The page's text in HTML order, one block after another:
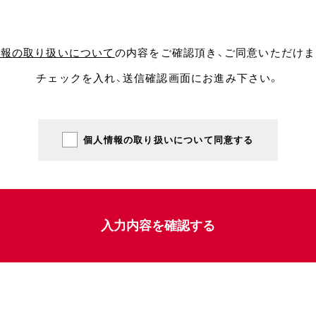
の取り扱いについて の内容をご確認頂き、 ご同意いただけ
チェックを入れ、送信確認画面にお進み下さい。
個人情報の取り扱いについて同意する